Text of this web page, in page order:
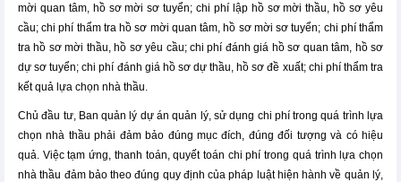
mời quan tâm, hồ sơ mời sơ tuyển; chi phí lập hồ sơ mời thầu, hồ sơ yêu
cầu; chi phí thẩm tra hồ sơ mời quan tâm, hồ sơ mời sơ tuyển; chi phí thẩm
tra hồ sơ mời thầu, hồ sơ yêu cầu; chi phí đánh giá hồ sơ quan tâm, hồ sơ
dự sơ tuyển; chi phí đánh giá hồ sơ dự thầu, hồ sơ đề xuất; chi phí thẩm tra
kết quả lựa chọn nhà thầu.
Chủ đầu tư, Ban quản lý dự án quản lý, sử dụng chi phí trong quá trình lựa
chọn nhà thầu phải đảm bảo đúng mục đích, đúng đối tượng và có hiệu
quả. Việc tạm ứng, thanh toán, quyết toán chi phí trong quá trình lựa chọn
nhà thầu đảm bảo theo đúng quy định của pháp luật hiện hành về quản lý,